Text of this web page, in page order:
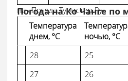
на «Погода.Туристер.Ру»
Погода на Ко Чанге по
Температура
днем, °C
ночью, °C
28
25
27
26